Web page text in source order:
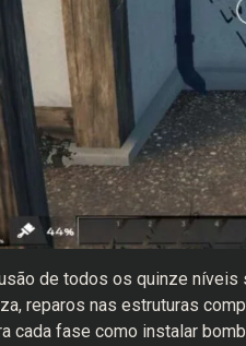
de todos os quinze
reparos nas estruturas
cada fase como instalar